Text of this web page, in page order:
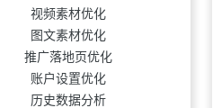
视频素材优化
图文素材优化
推广落地页优化
账户设置优化
历史数据分析